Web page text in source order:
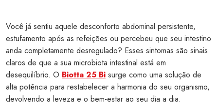
Você já sentiu aquele desconforto abdominal persistente,
estufamento após as refeições ou percebeu que seu intestino
anda completamente desregulado? Esses sintomas são sinais
claros de que a sua microbiota intestinal está em
desequilíbrio. O Biotta 25 Bi surge como uma solução de
alta potência para restabelecer a harmonia do seu organismo,
devolvendo a leveza e o bem-estar ao seu dia a dia.